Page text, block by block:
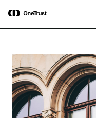
OneTrust nominata
Magic Quadrant™ 2026 di
per le piattaforme di